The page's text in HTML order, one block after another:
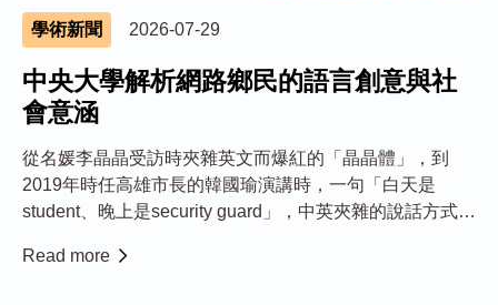
學術新聞 2026-07-29
中央大學解析網路鄉民的語言創意與社
會意涵
從名媛李晶晶受訪時夾雜英文而爆紅的「晶晶體」，到
2019年時任高雄市長的韓國瑜演講時，一句「白天是
student、晚上是security guard」，中英夾雜的說話方式屢
言現象早已超越單純的中英混用，反映臺灣網路社群如何
Read more